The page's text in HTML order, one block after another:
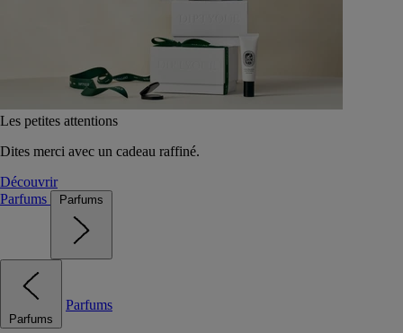
Les petites attentions
Dites merci avec un cadeau raffiné.
Découvrir
Parfums
Parfums
Parfums
Parfums